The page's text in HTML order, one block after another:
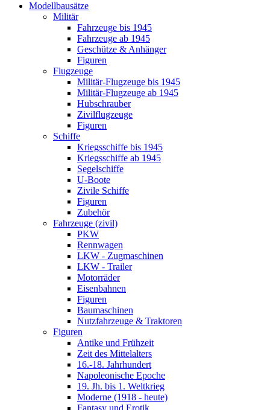
Modellbausätze
Militär
Fahrzeuge bis 1945
Fahrzeuge ab 1945
Geschütze & Anhänger
Figuren
Flugzeuge
Militär-Flugzeuge bis 1945
Militär-Flugzeuge ab 1945
Hubschrauber
Zivilflugzeuge
Figuren
Schiffe
Kriegsschiffe bis 1945
Kriegsschiffe ab 1945
Segelschiffe
U-Boote
Zivile Schiffe
Figuren
Zubehör
Fahrzeuge (zivil)
PKW
Rennwagen
LKW - Zugmaschinen
LKW - Trailer
Motorräder
Eisenbahnen
Figuren
Baumaschinen
Nutzfahrzeuge & Traktoren
Figuren
Antike und Frühzeit
Zeit des Mittelalters
16.-18. Jahrhundert
Napoleonische Epoche
19. Jh. bis 1. Weltkrieg
Moderne (1918 - heute)
Fantasy und Erotik